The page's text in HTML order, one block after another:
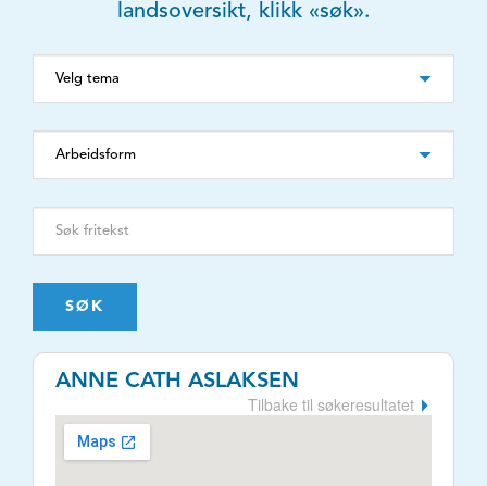
landsoversikt, klikk «søk».
SØK
ANNE CATH ASLAKSEN
Tilbake til søkeresultatet